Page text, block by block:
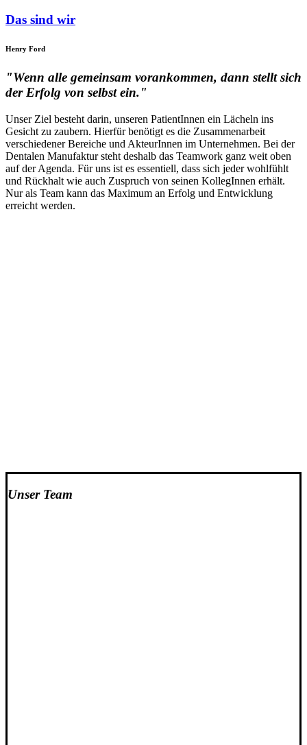
Das sind wir
Henry Ford
"Wenn alle gemeinsam vorankommen, dann stellt sich
der Erfolg von selbst ein."
Unser Ziel besteht darin, unseren PatientInnen ein Lächeln ins
Gesicht zu zaubern. Hierfür benötigt es die Zusammenarbeit
verschiedener Bereiche und AkteurInnen im Unternehmen. Bei der
Dentalen Manufaktur steht deshalb das Teamwork ganz weit oben
auf der Agenda. Für uns ist es essentiell, dass sich jeder wohlfühlt
und Rückhalt wie auch Zuspruch von seinen KollegInnen erhält.
Nur als Team kann das Maximum an Erfolg und Entwicklung
erreicht werden.
Unser Team